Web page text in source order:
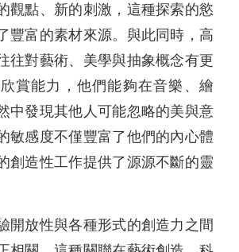
觀點、新的刺激，這種探索的慾
豐富的素材來源。與此同時，高
往對藝術、美學與抽象概念有更
賞能力，他們能夠在音樂、繪
中發現其他人可能忽略的美與意
敏感度不僅豐富了他們的內心體
創造性工作提供了源源不斷的靈
開放性與各種形式的創造力之間